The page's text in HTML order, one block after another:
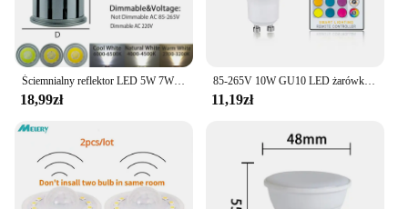
Ściemnialny reflektor LED 5W 7W 10W oświetlenie dolne 15stopniowy kąt wiązki chłodny/ciepły/neutralny biały 110V/220V Żarówka dzienna GU10
18,99zł
85-265V 10W GU10 LED żarówka 16 kolorów RGB + CW + lampa WW reflektor IR zdalnie sterowana ampułka Bombillas pokój imprezowy festiwalowy wystrój domu
11,19zł